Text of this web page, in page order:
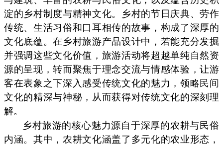
淀的乡村制度与精神文化。乡村的节日庆典、劳作
传统、生活习俗和口耳相传的故事，构成了深厚的
文化底蕴。在乡村旅游产品设计中，若能充分发掘
并强调这些文化价值，旅游活动将超越单纯自然资
源的呈现，转而聚焦于理念交流与情感体验，让游
客在表象之下深入感受传统文化的魅力，领略民间
文化的精深与神秘，从而获得对传统文化的深刻理
解。
乡村旅游的核心魅力源自于深厚的农耕与民俗
内涵。其中，农耕文化涵盖了多元化的农业形态，